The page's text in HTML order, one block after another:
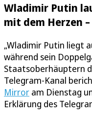
Wladimir Putin
mit dem Herzen
„Wladimir Putin liegt
während sein
Staatsoberhäuptern
Telegram-Kanal
Mirror am Dienstag
Erklärung des